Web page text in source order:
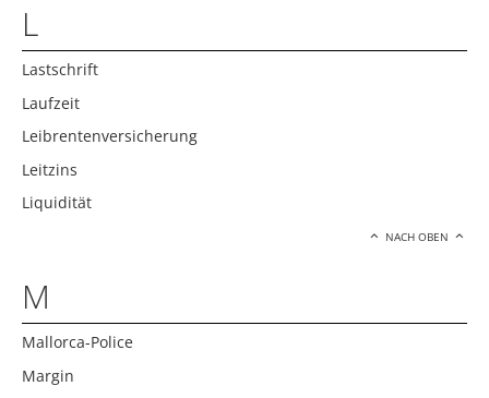
L
Lastschrift
Laufzeit
Leibrentenversicherung
Leitzins
Liquidität
NACH OBEN
M
Mallorca-Police
Margin